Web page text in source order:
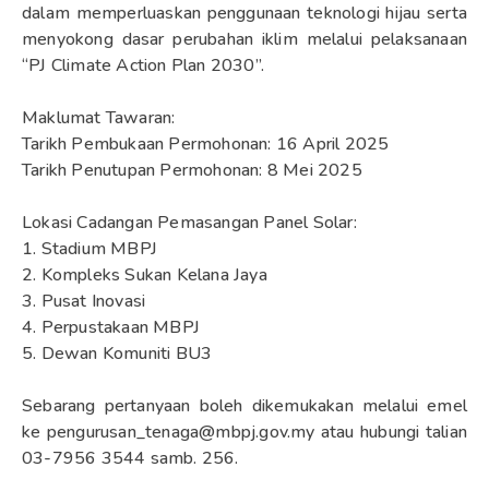
dalam memperluaskan penggunaan teknologi hijau serta
menyokong dasar perubahan iklim melalui pelaksanaan
“PJ Climate Action Plan 2030”.
Maklumat Tawaran:
Tarikh Pembukaan Permohonan: 16 April 2025
Tarikh Penutupan Permohonan: 8 Mei 2025
Lokasi Cadangan Pemasangan Panel Solar:
1. Stadium MBPJ
2. Kompleks Sukan Kelana Jaya
3. Pusat Inovasi
4. Perpustakaan MBPJ
5. Dewan Komuniti BU3
Sebarang pertanyaan boleh dikemukakan melalui emel
ke pengurusan_tenaga@mbpj.gov.my atau hubungi talian
03-7956 3544 samb. 256.